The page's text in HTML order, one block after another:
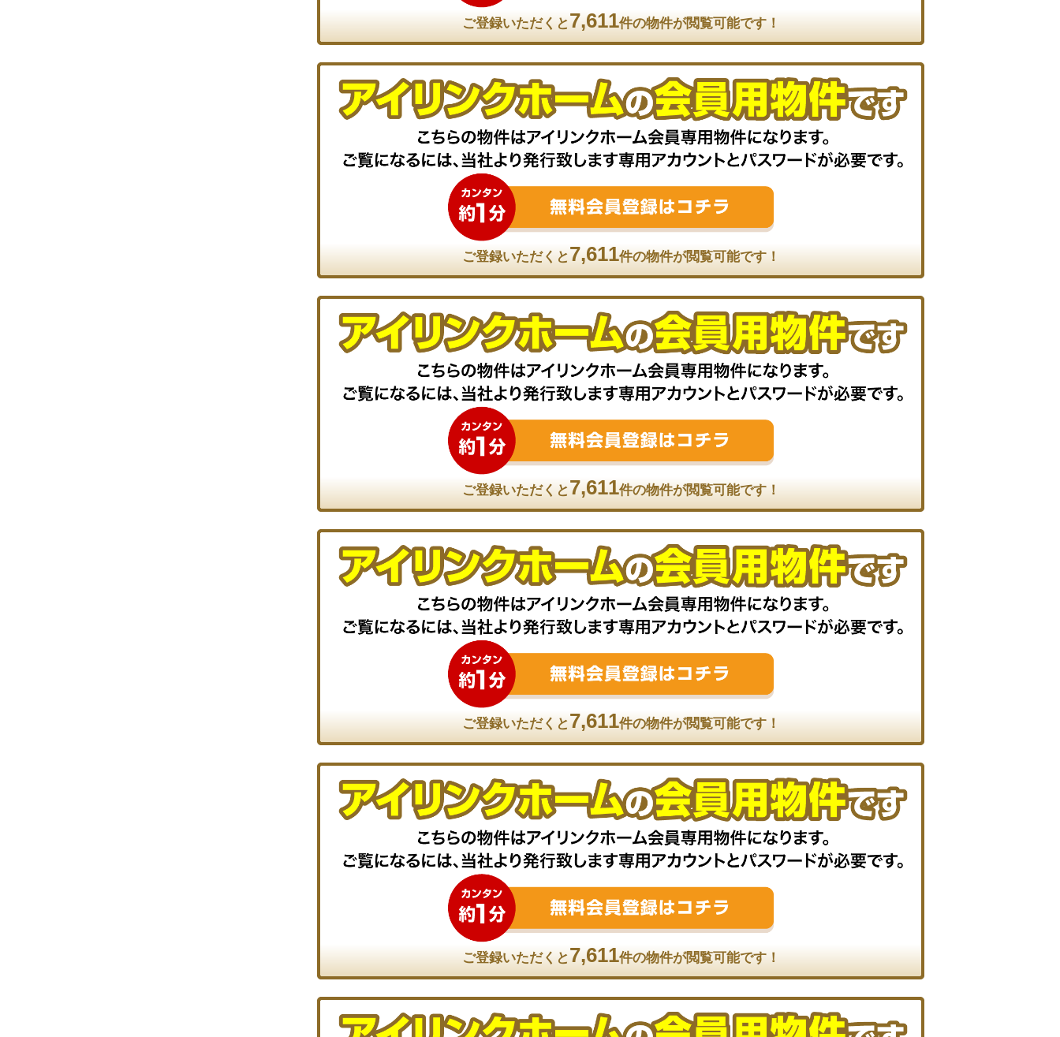
ご登録いただくと7,611件の物件が閲覧可能です！
ご登録いただくと7,611件の物件が閲覧可能です！
ご登録いただくと7,611件の物件が閲覧可能です！
ご登録いただくと7,611件の物件が閲覧可能です！
ご登録いただくと7,611件の物件が閲覧可能です！